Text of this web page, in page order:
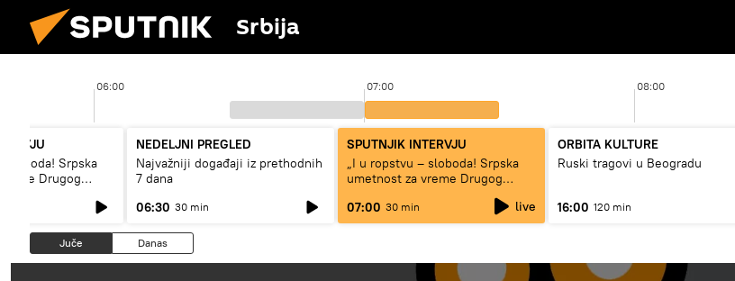
Srbija
06:00 07:00 08:00
sloboda! Srpska
Drugog
NEDELJNI PREGLED
Najvažniji događaji iz prethodnih
7 dana
06:30 30 min
SPUTNJIK INTERVJU
„I u ropstvu – sloboda! Srpska
umetnost za vreme Drugog
07:00 30 min live
ORBITA KULTURE
Ruski tragovi u Beogradu
16:00 120 min
Juče Danas